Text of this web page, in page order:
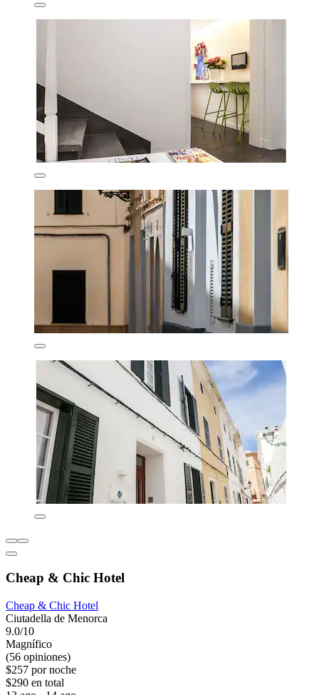
Cheap & Chic Hotel
Cheap & Chic Hotel
Ciutadella de Menorca
9.0/10
Magnífico
(56 opiniones)
$257 por noche
$290 en total